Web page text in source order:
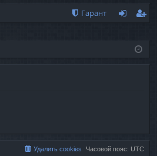
Гарант
ис
Часовой пояс: UTC
Удалить cookies